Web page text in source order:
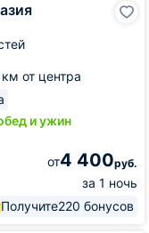
от центра
и ужин
от4 400руб.
за 1 ночь
Получите220 бонусов